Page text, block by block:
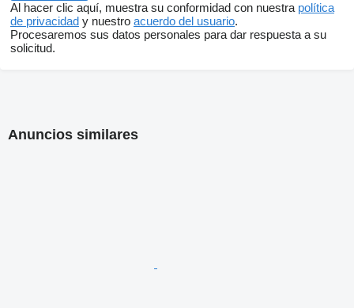
Al hacer clic aquí, muestra su conformidad con nuestra política
de privacidad y nuestro acuerdo del usuario.
Procesaremos sus datos personales para dar respuesta a su
solicitud.
Anuncios similares